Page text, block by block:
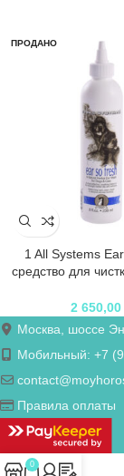
ПРОДАНО
1 All Systems
средство для
2 650,00
Москва, шоссе
Мобильный: +7
Правила оплаты
0